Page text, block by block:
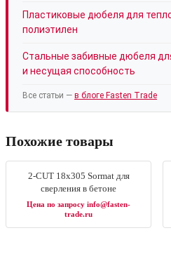
Пластиковые дюбеля для
полиэтилен
Стальные забивные дюбеля
и несущая способность
Все статьи — в блоге Fasten Trade
Похожие товары
2-CUT 18x305 Sormat для
сверления в бетоне
Цена по запросу info@fasten-
trade.ru